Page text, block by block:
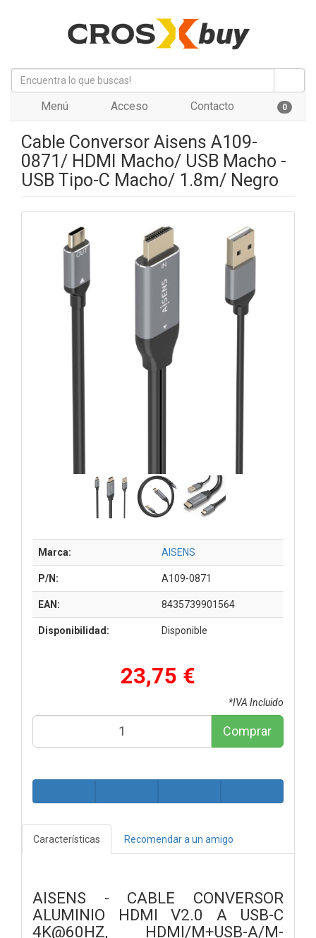
Menú Acceso Contacto 0
Cable Conversor Aisens A109-
0871/ HDMI Macho/ USB Macho -
USB Tipo-C Macho/ 1.8m/ Negro
Marca: AISENS
P/N: A109-0871
EAN: 8435739901564
Disponibilidad: Disponible
23,75 €
*IVA Incluido
Comprar
Características Recomendar a un amigo
AISENS - CABLE CONVERSOR
ALUMINIO HDMI V2.0 A USB-C
4K@60HZ, HDMI/M+USB-A/M-